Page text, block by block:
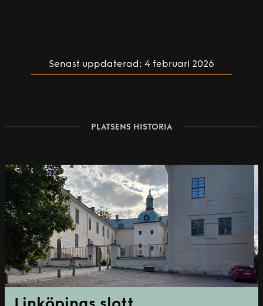
Senast uppdaterad: 4 februari 2026
PLATSENS HISTORIA